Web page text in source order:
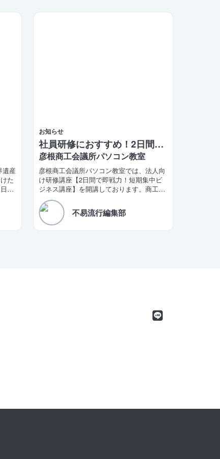
遺産
た
月
日
」
お知らせ
社員研修におすすめ！2日間で学べるビジネス講座
彦根商工会議所パソコン教室
彦根商工会議所パソコン教室では、法人向
け研修講座【2日間で即戦力！短期集中ビ
ジネス講座】を開講しております。商工会
議所の会員企業様限定の特別価格もご用意
しております。不易流行編集部